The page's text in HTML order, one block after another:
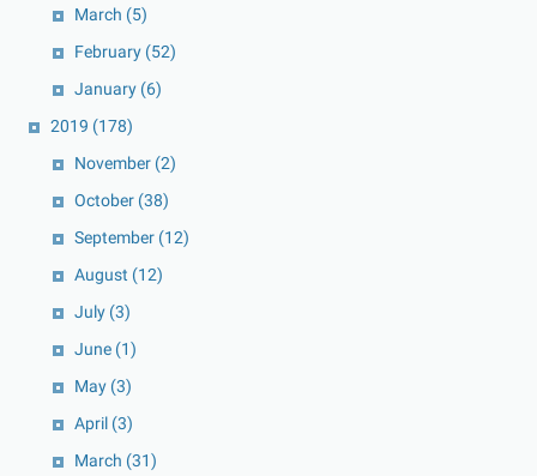
March (5)
February (52)
January (6)
2019 (178)
November (2)
October (38)
September (12)
August (12)
July (3)
June (1)
May (3)
April (3)
March (31)